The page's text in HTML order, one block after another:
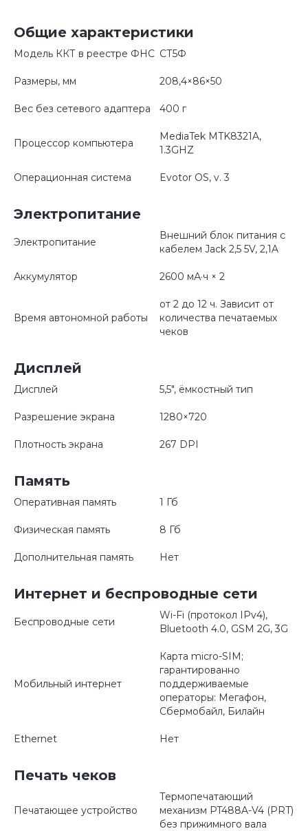
Общие характеристики
Модель ККТ в реестре ФНС СТ5Ф
Размеры, мм 208,4×86×50
Вес без сетевого адаптера 400 г
Процессор компьютера
MediaTek MTK8321A,
1.3GHZ
Операционная система Evotor OS, v. 3
Электропитание
Электропитание
Внешний блок питания с
кабелем Jack 2,5 5V, 2,1A
Аккумулятор 2600 мА·ч × 2
Время автономной работы
от 2 до 12 ч. Зависит от
количества печатаемых
чеков
Дисплей
Дисплей 5,5", ёмкостный тип
Разрешение экрана 1280×720
Плотность экрана 267 DPI
Память
Оперативная память 1 Гб
Физическая память 8 Гб
Дополнительная память Нет
Интернет и беспроводные сети
Беспроводные сети
Wi-Fi (протокол IPv4),
Bluetooth 4.0, GSM 2G, 3G
Мобильный интернет
Карта micro-SIM;
гарантированно
поддерживаемые
операторы: Мегафон,
Сбермобайл, Билайн
Ethernet Нет
Печать чеков
Печатающее устройство
Термопечатающий
механизм PT488A-V4 (PRT)
без прижимного вала